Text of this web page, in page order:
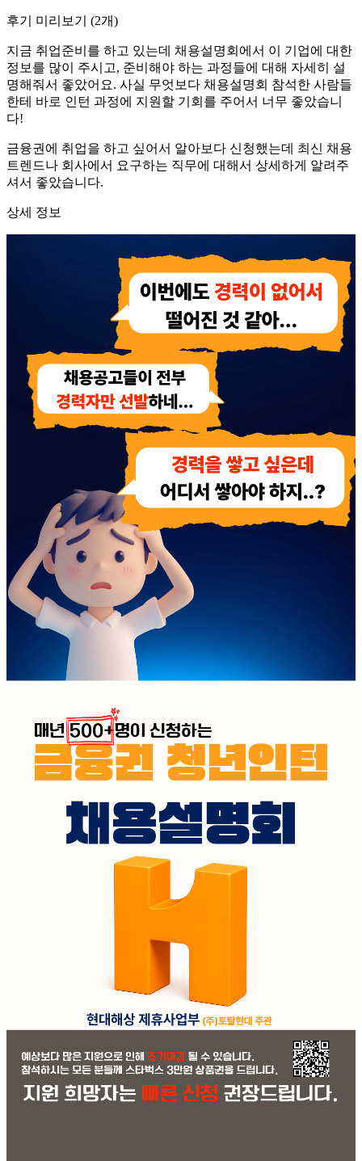
후기 미리보기 (2개)
지금 취업준비를 하고 있는데 채용설명회에서 이 기업에 대한
정보를 많이 주시고, 준비해야 하는 과정들에 대해 자세히 설
명해줘서 좋았어요. 사실 무엇보다 채용설명회 참석한 사람들
한테 바로 인턴 과정에 지원할 기회를 주어서 너무 좋았습니
다!
금융권에 취업을 하고 싶어서 알아보다 신청했는데 최신 채용
트렌드나 회사에서 요구하는 직무에 대해서 상세하게 알려주
셔서 좋았습니다.
상세 정보